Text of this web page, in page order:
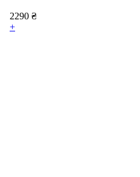
2290 ₴
+